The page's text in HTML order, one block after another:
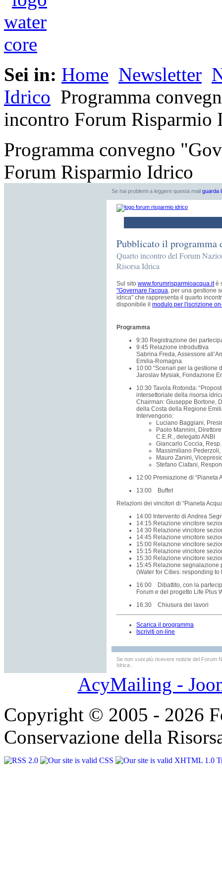
Sei in: Home Newsletter
Idrico Programma
incontro Forum Risparmio
Programma convegno
Forum Risparmio Idrico
Se hai problemi a leggere questa mail guarda
Pubblicato il programma
Quarto incontro del Forum
Risorsa Idrica
Sul sito www.forumrisparmioacqua.itè
"Governare l'acqua, per una gestione
idrica" che rappresenta il quarto
disponibile il modulo per l'iscrizione
Programma
9:30 Registrazione dei
9:45 Relazione introduttiva
Sabrina Freda, Assessore
Emilia-Romagna
10:00 “Scenari per la gestione
Jaroslav Mysiak, Fondazione
10:30 Tavola Rotonda:
intersettoriale della risorsa
Chairman: Giuseppe Bortone,
della Costa della Regione
Intervengono:
Luciano Baggiani,
Paolo Mannini,
C.E.R., delegato ANBI
Giancarlo Coccia,
Massimiliano
Mauro Zanini,
Stefano Ciafani,
12:00 Premiazione di “Pianeta
13:00 Buffet
Relazioni dei vincitori di “Pianeta
14:00 Intervento di Andrea
14:15 Relazione vincitore
14:30 Relazione vincitore
14:45 Relazione vincitore
15:00 Relazione vincitore
15:15 Relazione vincitore
15:30 Relazione vincitore
15:45 Relazione segnalazione
(Water for Cities: responding
16:00 Dibattito, con la
Forum e del progetto Life Plus
16:30 Chiusura dei lavori
Scarica il programma
Iscriviti on-line
Se non vuoi più ricevere notizie del Forum
Idrica .
AcyMailing -
Copyright © 2005 - 2026
Conservazione della